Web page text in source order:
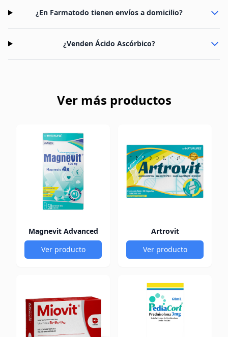
¿En Farmatodo tienen envíos a domicilio?
¿Venden Ácido Ascórbico?
Ver más productos
Magnevit Advanced
Ver producto
Artrovit
Ver producto